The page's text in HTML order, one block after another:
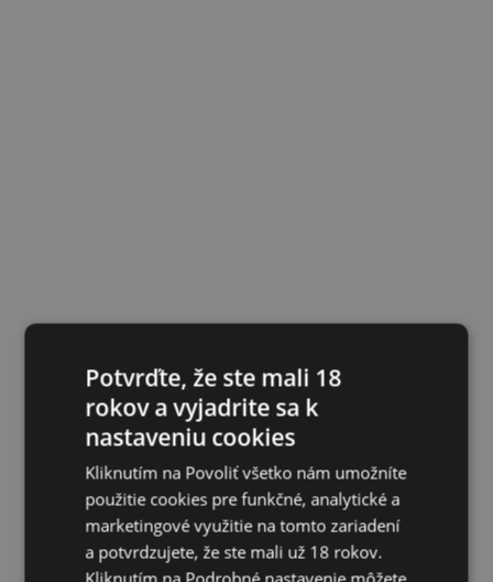
Potvrďte, že ste mali 18
rokov a vyjadrite sa k
nastaveniu cookies
Kliknutím na Povoliť všetko nám umožníte
použitie cookies pre funkčné, analytické a
marketingové využitie na tomto zariadení
a potvrdzujete, že ste mali už 18 rokov.